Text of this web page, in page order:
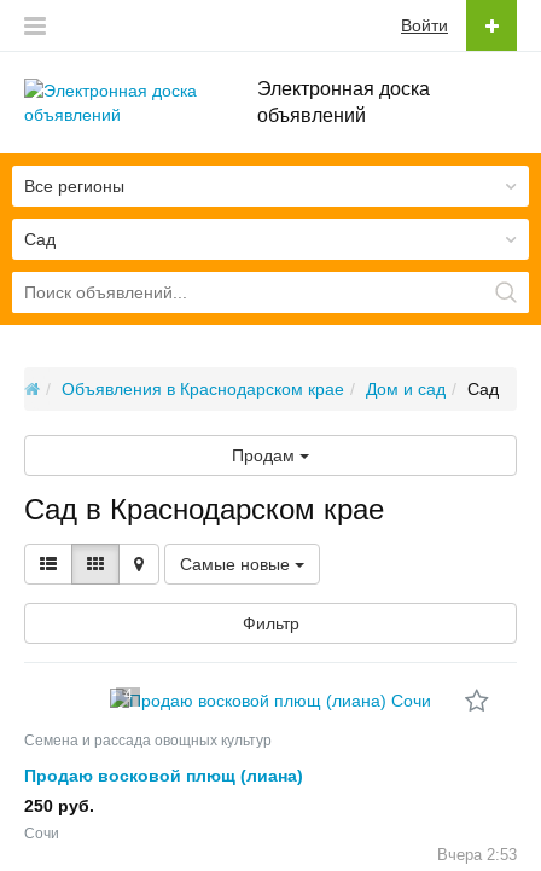
Электронная доска
объявлений
Войти
Сад
Все регионы
Объявления в Краснодарском крае Дом и сад Сад
Продам
Сад в Краснодарском крае
Самые новые
Фильтр
4
Семена и рассада овощных культур
Продаю восковой плющ (лиана)
250 руб.
Сочи
Вчера 2:53